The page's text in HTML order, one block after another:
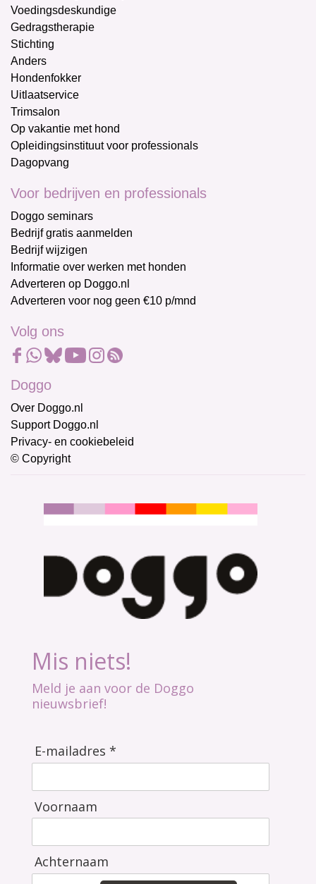
Voedingsdeskundige
Gedragstherapie
Stichting
Anders
Hondenfokker
Uitlaatservice
Trimsalon
Op vakantie met hond
Opleidingsinstituut voor professionals
Dagopvang
Voor bedrijven en professionals
Doggo seminars
Bedrijf gratis aanmelden
Bedrijf wijzigen
Informatie over werken met honden
Adverteren op Doggo.nl
Adverteren voor nog geen €10 p/mnd
Volg ons
Doggo
Over Doggo.nl
Support Doggo.nl
Privacy- en cookiebeleid
© Copyright
Mis niets!
Meld je aan voor de Doggo
nieuwsbrief!
E-mailadres *
Voornaam
Achternaam